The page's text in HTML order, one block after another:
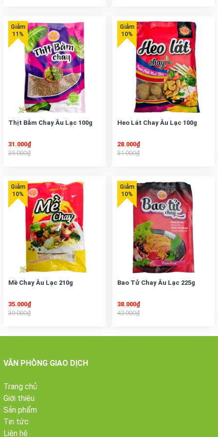
Thịt chay các loại bao gồm những gì?
Trên thị trường hiện nay có rất nhiều loạithực phẩm chay ngon
cho phép bạn thỏa sức lựa chọn. Tuy nhiên, tựu chung lại đều bao
gồm các sản phẩm dưới đây:
Các loại thịt
chay
Thịt lợn chay
Thịt Bằm Chay Âu Lạc 100g
31.000₫
35.000₫
Heo Lát Chay Âu Lạc 100g
28.000₫
31.000₫
Mề Chay Âu Lạc 210g
35.000₫
39.000₫
Bao Tử Chay Âu Lạc 225g
38.000₫
42.000₫
VĂN PHÒNG GIAO DỊCH
Trang chủ
Giới thiệu
Sản phẩm
Tin tức
Liên hệ